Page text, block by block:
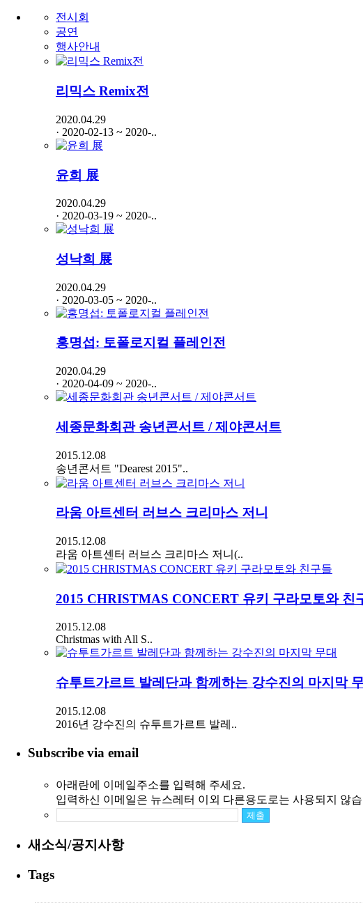
전시회
공연
행사안내
리믹스 Remix전
2020.04.29
· 2020-02-13 ~ 2020-..
윤희 展
2020.04.29
· 2020-03-19 ~ 2020-..
성낙희 展
2020.04.29
· 2020-03-05 ~ 2020-..
홍명섭: 토폴로지컬 플레인전
2020.04.29
· 2020-04-09 ~ 2020-..
세종문화회관 송년콘서트 / 제야콘서트
2015.12.08
송년콘서트 "Dearest 2015"..
라움 아트센터 러브스 크리마스 저니
2015.12.08
라움 아트센터 러브스 크리마스 저니(..
2015 CHRISTMAS CONCERT 유키 구라모토와 친
2015.12.08
Christmas with All S..
슈투트가르트 발레단과 함께하는 강수진의 마지막
2015.12.08
2016년 강수진의 슈투트가르트 발레..
Subscribe via email
아래란에 이메일주소를 입력해 주세요.
입력하신 이메일은 뉴스레터 이외 다른용도로는 사용되지 않
새소식/공지사항
Tags